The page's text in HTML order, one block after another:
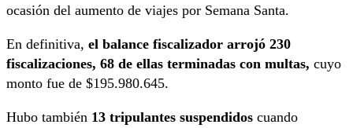
ocasión del aumento de viajes por Semana Santa.
En definitiva, el balance fiscalizador arrojó 230
fiscalizaciones, 68 de ellas terminadas con multas, cuyo
monto fue de $195.980.645.
Hubo también 13 tripulantes suspendidos cuando